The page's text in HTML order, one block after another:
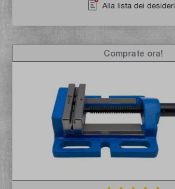
Alla lista dei desideri
Comprate ora!